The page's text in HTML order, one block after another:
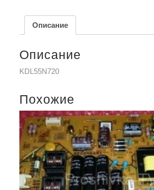
Описание
Описание
KDL55N720
Похожие